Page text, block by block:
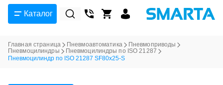
Каталог
Главная страница Пневмоавтоматика
Пневмоприводы
Пневмоцилиндры
Пневмоцилиндры по ISO 21287
Пневмоцилиндр по ISO 21287 SF80x25-S